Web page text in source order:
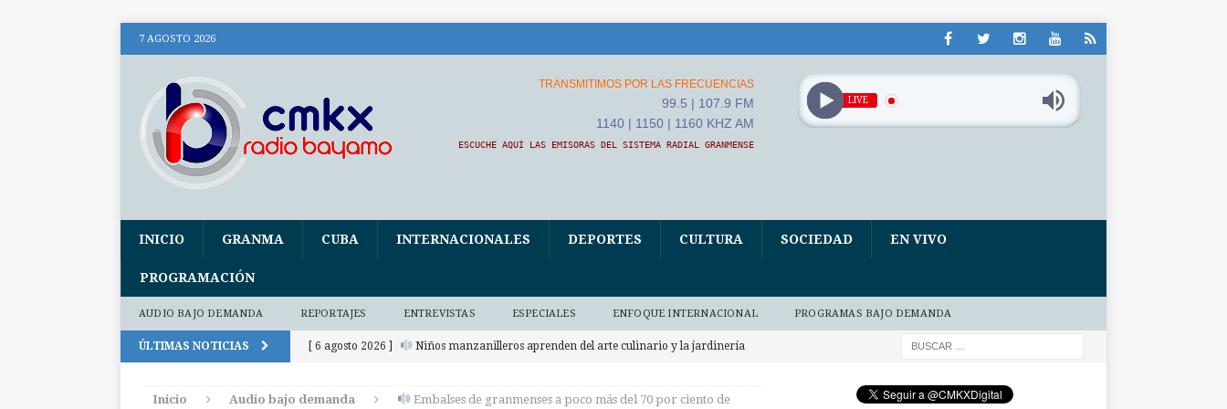
7 AGOSTO 2026
TRANSMITIMOS POR LAS FRECUENCIAS
99.5 | 107.9 FM
1140 | 1150 | 1160 KHZ AM
ESCUCHE AQUÍ LAS EMISORAS DEL SISTEMA RADIAL GRANMENSE
LIVE
INICIO GRANMA CUBA INTERNACIONALES DEPORTES CULTURA SOCIEDAD EN VIVO
PROGRAMACIÓN
AUDIO BAJO DEMANDA REPORTAJES ENTREVISTAS ESPECIALES ENFOQUE INTERNACIONAL PROGRAMAS BAJO DEMANDA
ÚLTIMAS NOTICIAS [ 6 agosto 2026 ] Niños manzanilleros aprenden del arte culinario y la jardinería
Inicio Audio bajo demanda
Embalses de granmenses a poco más del 70 por ciento de